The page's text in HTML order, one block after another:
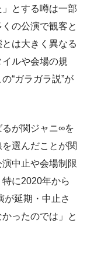
とする噂は一部
の公演で観客と
は大きく異なる
ルや会場の規
“ガラガラ説”が
が関ジャニ∞を
選んだことが関
中止や会場制限
に2020年から
が延期・中止さ
ったのでは」と